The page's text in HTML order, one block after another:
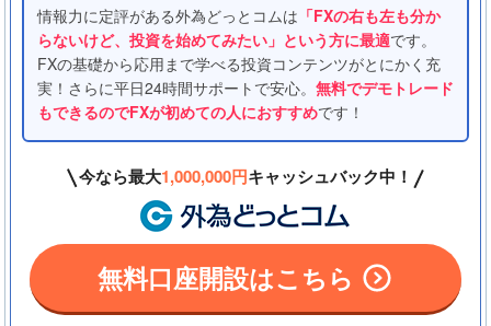
情報力に定評がある外為どっとコムは 「FXの右も左も分か
らないけど、投資を始めてみたい」という方に最適です。
FXの基礎から応用まで学べる投資コンテンツがとにかく充
実！さらに平日24時間サポートで安心。 無料でデモトレード
もできるのでFXが初めての人におすすめです！
今なら最大1,000,000円キャッシュバック中！
無料口座開設はこちら